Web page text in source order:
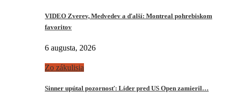
VIDEO Zverev, Medvedev a ďalší: Montreal pohrebiskom
favoritov
6 augusta, 2026
Zo zákulisia
Sinner upútal pozornosť: Líder pred US Open zamieril…